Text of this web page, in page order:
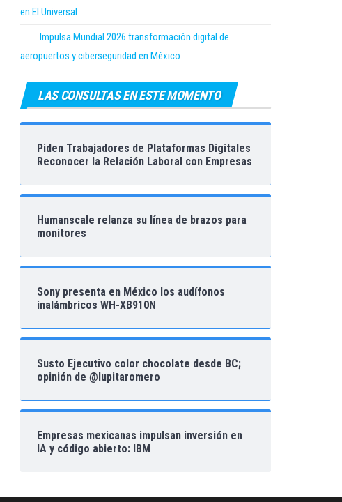
en El Universal
Impulsa Mundial 2026 transformación digital de
aeropuertos y ciberseguridad en México
LAS CONSULTAS EN ESTE MOMENTO
Piden Trabajadores de Plataformas Digitales
Reconocer la Relación Laboral con Empresas
Humanscale relanza su línea de brazos para
monitores
Sony presenta en México los audífonos
inalámbricos WH-XB910N
Susto Ejecutivo color chocolate desde BC;
opinión de @lupitaromero
Empresas mexicanas impulsan inversión en
IA y código abierto: IBM